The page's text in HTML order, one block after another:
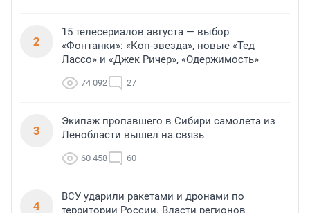
2
15 телесериалов августа — выбор
«Фонтанки»: «Коп-звезда», новые «Тед
Лассо» и «Джек Ричер», «Одержимость»
74 092 27
3
Экипаж пропавшего в Сибири самолета из
Ленобласти вышел на связь
60 458 60
4
ВСУ ударили ракетами и дронами по
территории России. Власти регионов